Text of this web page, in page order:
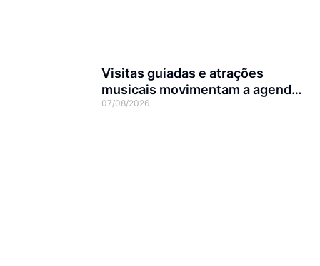
Visitas guiadas e atrações
musicais movimentam a agenda
cultural da semana em Joinville
07/08/2026